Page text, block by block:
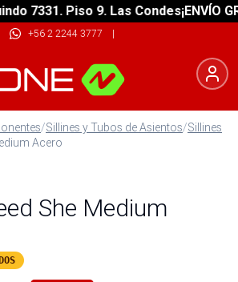
7331. Piso 9. Las Condes¡ENVÍO
+56 2 2244 3777 |
/Sillines y Tubos de Asientos/Sillines
Acero
She Medium